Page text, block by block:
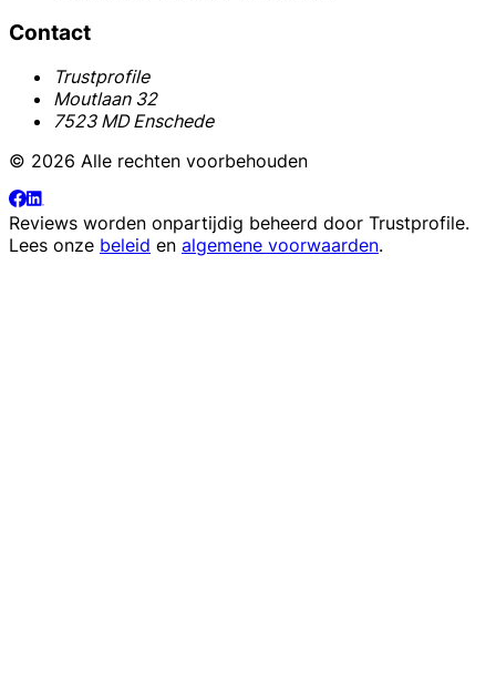
Contact
Trustprofile
Moutlaan 32
7523 MD Enschede
© 2026 Alle rechten voorbehouden
Reviews worden onpartijdig beheerd door Trustprofile.
Lees onze beleid en algemene voorwaarden.